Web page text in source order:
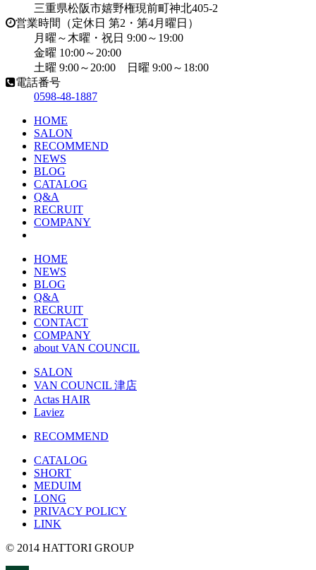
三重県松阪市嬉野権現前町神北405-2
営業時間（定休日 第2・第4月曜日）
月曜～木曜・祝日 9:00～19:00
金曜 10:00～20:00
土曜 9:00～20:00 日曜 9:00～18:00
電話番号
0598-48-1887
HOME
SALON
RECOMMEND
NEWS
BLOG
CATALOG
Q&A
RECRUIT
COMPANY
HOME
NEWS
BLOG
Q&A
RECRUIT
CONTACT
COMPANY
about VAN COUNCIL
SALON
VAN COUNCIL 津店
Actas HAIR
Laviez
RECOMMEND
CATALOG
SHORT
MEDUIM
LONG
PRIVACY POLICY
LINK
© 2014 HATTORI GROUP